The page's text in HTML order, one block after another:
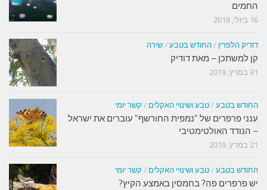
החמים
16 ביולי, 2019
דודיק הלפרין / החודש בטבע / שירה
קן למשתכן – מאת דודיק
31 במרץ, 2019
החודש בטבע / טבע ושינויי האקלים / קשר יומי
ענני פרפרים של "נמפית החורשף" עוברים את ישראל
– הנודד האולטימטיבי
21 במרץ, 2019
החודש בטבע / טבע ושינויי האקלים / קשר יומי
יש פרפרים פה? בחמסין באמצע הקיץ?